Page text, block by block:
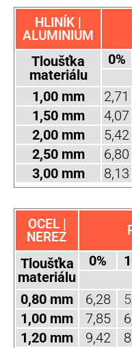
HLINÍK |
ALUMINIUM
Tloušťka
materiálu
0%
1,00 mm 2,71
1,50 mm
4,07
2,00 mm
5,42
2,50 mm
6,80
3,00 mm
8,13
OCEL |
NEREZ
Tloušťka
materiálu
0%
0,80 mm
6,28
1,00 mm
7,85
1,20 mm
9,42